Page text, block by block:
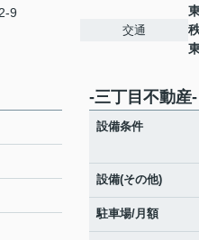
9
交通
‐三丁目不動
設備条件
設備(その他)
駐車場/月額